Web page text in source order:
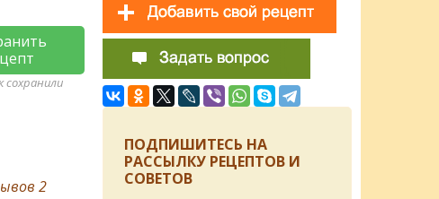
сохранили
2
ПОДПИШИТЕСЬ НА
РАССЫЛКУ РЕЦЕПТОВ И
СОВЕТОВ